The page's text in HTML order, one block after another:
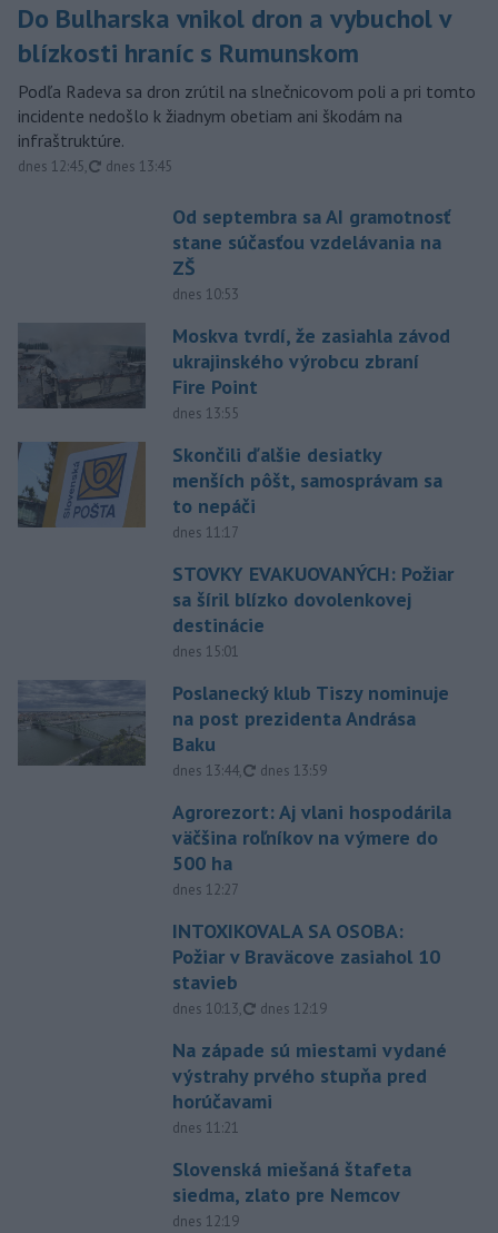
Do Bulharska vnikol dron a vybuchol v
blízkosti hraníc s Rumunskom
Podľa Radeva sa dron zrútil na slnečnicovom poli a pri tomto
incidente nedošlo k žiadnym obetiam ani škodám na
infraštruktúre.
dnes 12:45, aktualizované
dnes 13:45
Od septembra sa AI gramotnosť
stane súčasťou vzdelávania na
ZŠ
dnes 10:53
Moskva tvrdí, že zasiahla závod
ukrajinského výrobcu zbraní
Fire Point
dnes 13:55
Skončili ďalšie desiatky
menších pôšt, samosprávam sa
to nepáči
dnes 11:17
STOVKY EVAKUOVANÝCH: Požiar
sa šíril blízko dovolenkovej
destinácie
dnes 15:01
Poslanecký klub Tiszy nominuje
na post prezidenta Andrása
Baku
dnes 13:44, aktualizované
dnes 13:59
Agrorezort: Aj vlani hospodárila
väčšina roľníkov na výmere do
500 ha
dnes 12:27
INTOXIKOVALA SA OSOBA:
Požiar v Braväcove zasiahol 10
stavieb
dnes 10:13, aktualizované
dnes 12:19
Na západe sú miestami vydané
výstrahy prvého stupňa pred
horúčavami
dnes 11:21
Slovenská miešaná štafeta
siedma, zlato pre Nemcov
dnes 12:19